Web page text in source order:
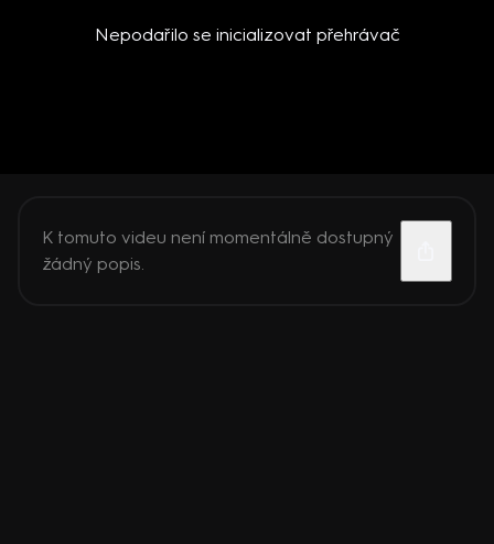
Nepodařilo se inicializovat přehrávač
K tomuto videu není momentálně dostupný
žádný popis.